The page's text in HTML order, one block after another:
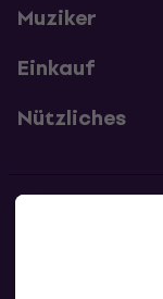
Muziker
Einkauf
Nützliches